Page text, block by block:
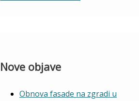
Nove objave
Obnova fasade na zgradi u